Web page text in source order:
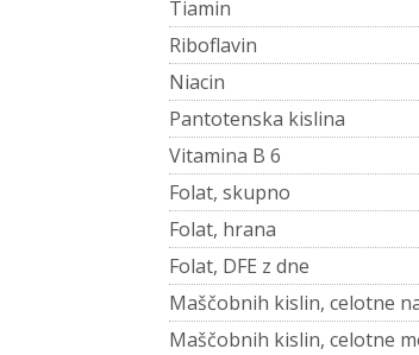
Tiamin
Riboflavin
Niacin
Pantotenska kislina
Vitamina B 6
Folat, skupno
Folat, hrana
Folat, DFE z dne
Maščobnih kislin, celotne
Maščobnih kislin, celotne